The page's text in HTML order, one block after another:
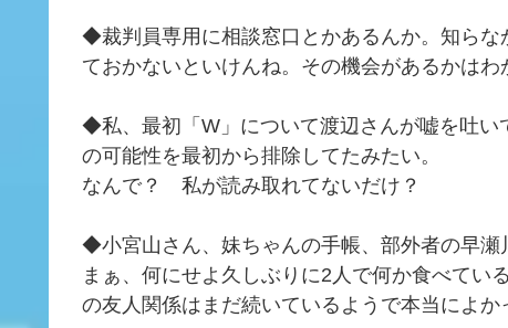
◆裁判員専用に相談窓口とかあるんか。知らな
ておかないといけんね。その機会があるかはわ
◆私、最初「W」について渡辺さんが嘘を吐い
の可能性を最初から排除してたみたい。
なんで？ 私が読み取れてないだけ？
◆小宮山さん、妹ちゃんの手帳、部外者の早瀬
まぁ、何にせよ久しぶりに2人で何か食べて
の友人関係はまだ続いているようで本当によか